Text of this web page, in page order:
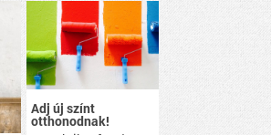
Adj új színt
otthonodnak!